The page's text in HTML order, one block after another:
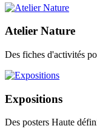
Atelier Nature
Des fiches d'activités
Expositions
Des posters Haute